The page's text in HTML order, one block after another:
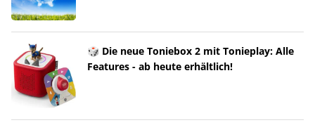
🎲 Die neue Toniebox 2 mit Tonieplay: Alle
Features - ab heute erhältlich!